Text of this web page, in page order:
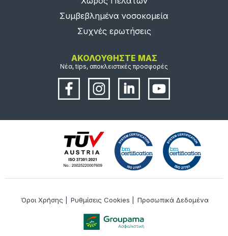
Συμβεβλημένα νοσοκομεία
Συχνές ερωτήσεις
ΑΚΟΛΟΥΘΗΣΤΕ ΜΑΣ
Νέα, tips, αποκλειστικές προσφορές
Όροι Χρήσης Ρυθμίσεις Cookies Προσωπικά Δεδομένα